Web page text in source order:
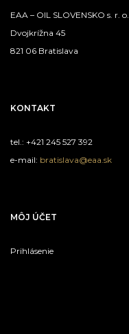
EAA – OIL SLOVENSKO s. r. o.
Dvojkrížna 45
821 06 Bratislava
KONTAKT
tel.: +421 245 527 392
e-mail: bratislava@eaa.sk
MÔJ ÚČET
Prihlásenie